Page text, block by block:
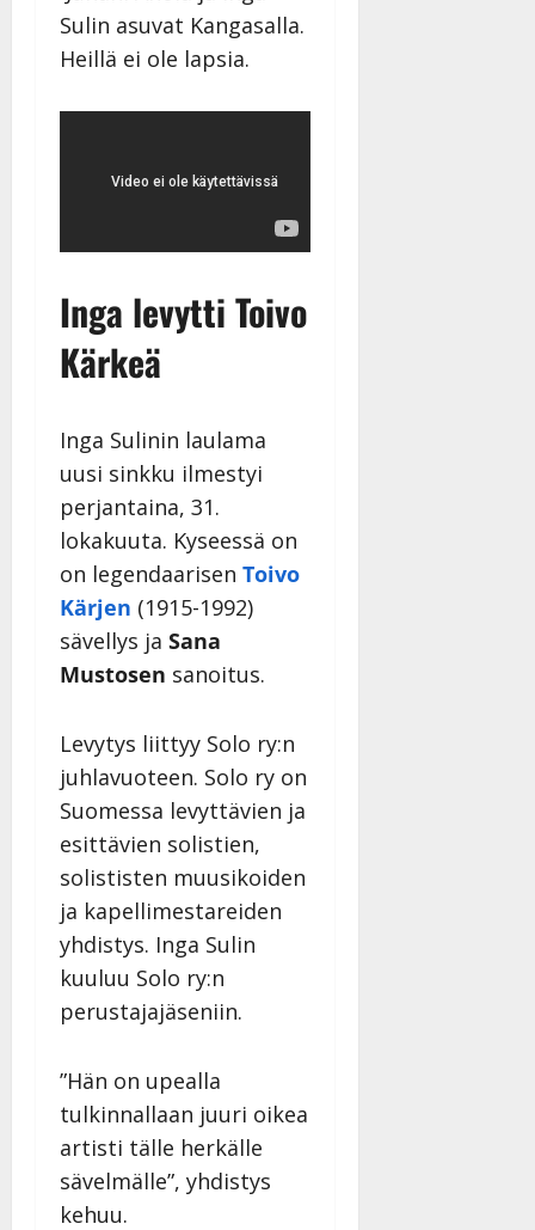
Sulin asuvat Kangasalla.
Heillä ei ole lapsia.
Inga levytti Toivo
Kärkeä
Inga Sulinin laulama
uusi sinkku ilmestyi
perjantaina, 31.
lokakuuta. Kyseessä on
on legendaarisen Toivo
Kärjen (1915-1992)
sävellys ja Sana
Mustosen sanoitus.
Levytys liittyy Solo ry:n
juhlavuoteen. Solo ry on
Suomessa levyttävien ja
esittävien solistien,
solististen muusikoiden
ja kapellimestareiden
yhdistys. Inga Sulin
kuuluu Solo ry:n
perustajajäseniin.
”Hän on upealla
tulkinnallaan juuri oikea
artisti tälle herkälle
sävelmälle”, yhdistys
kehuu.